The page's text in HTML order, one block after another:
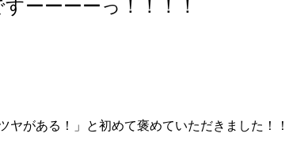
ーーーーっ！！！！
がある！」と初めて褒めていただきました！！